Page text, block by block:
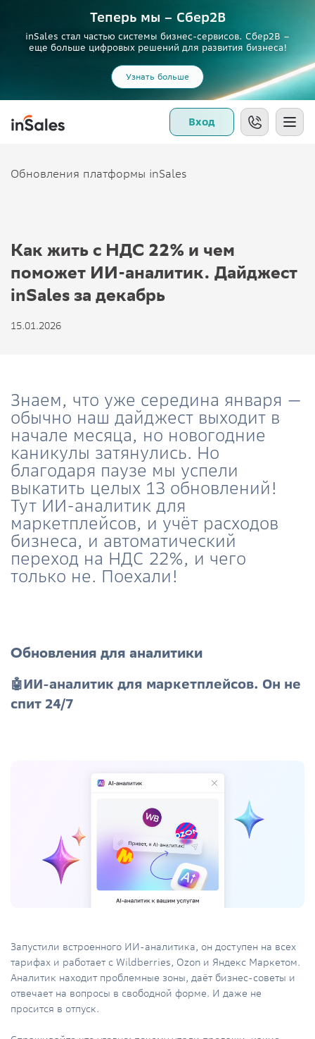
Теперь мы – Сбер2B
inSales стал частью системы бизнес-сервисов. Сбер2В –
еще больше цифровых решений для развития бизнеса!
Узнать больше
Вход
Обновления платформы inSales
Как жить с НДС 22% и чем
поможет ИИ-аналитик. Дайджест
inSales за декабрь
15.01.2026
Знаем, что уже середина января —
обычно наш дайджест выходит в
начале месяца, но новогодние
каникулы затянулись. Но
благодаря паузе мы успели
выкатить целых 13 обновлений!
Тут ИИ-аналитик для
маркетплейсов, и учёт расходов
бизнеса, и автоматический
переход на НДС 22%, и чего
только не. Поехали!
Обновления для аналитики
🤖ИИ-аналитик для маркетплейсов. Он не
спит 24/7
Запустили встроенного ИИ-аналитика, он доступен на всех
тарифах и работает с Wildberries, Ozon и Яндекс Маркетом.
Аналитик находит проблемные зоны, даёт бизнес-советы и
отвечает на вопросы в свободной форме. И даже не
просится в отпуск.